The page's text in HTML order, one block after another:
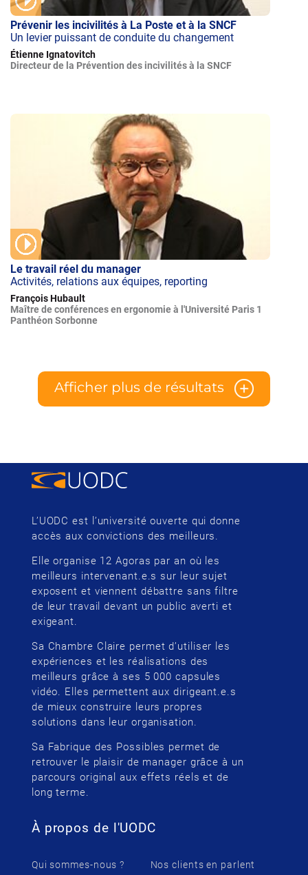
Prévenir les incivilités à La Poste et à la SNCF
Un levier puissant de conduite du changement
Étienne Ignatovitch
Directeur de la Prévention des incivilités à la SNCF
Le travail réel du manager
Activités, relations aux équipes, reporting
François Hubault
Maître de conférences en ergonomie à l'Université Paris 1
Panthéon Sorbonne
Afficher plus de résultats
L’UODC est l’université ouverte qui donne
accès aux convictions des meilleurs.
Elle organise 12 Agoras par an où les
meilleurs intervenant.e.s sur leur sujet
exposent et viennent débattre sans filtre
de leur travail devant un public averti et
exigeant.
Sa Chambre Claire permet d’utiliser les
expériences et les réalisations des
meilleurs grâce à ses 5 000 capsules
vidéo. Elles permettent aux dirigeant.e.s
de mieux construire leurs propres
solutions dans leur organisation.
Sa Fabrique des Possibles permet de
retrouver le plaisir de manager grâce à un
parcours original aux effets réels et de
long terme.
À propos de l'UODC
Qui sommes-nous ? Nos clients en parlent